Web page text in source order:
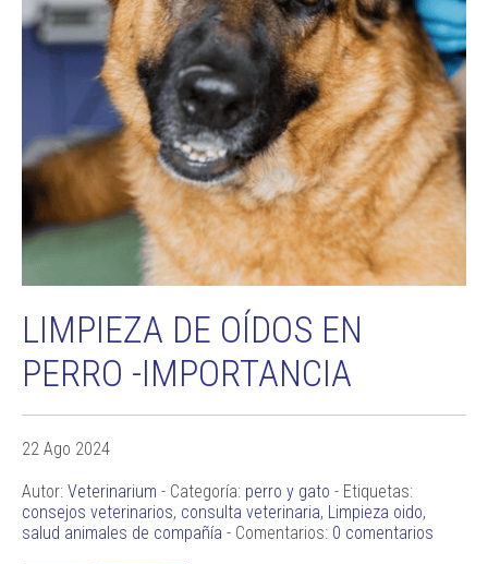
LIMPIEZA DE OÍDOS EN
PERRO -IMPORTANCIA
22 Ago 2024
Autor: Veterinarium - Categoría: perro y gato - Etiquetas:
consejos veterinarios, consulta veterinaria, Limpieza oido,
salud animales de compañía - Comentarios: 0 comentarios